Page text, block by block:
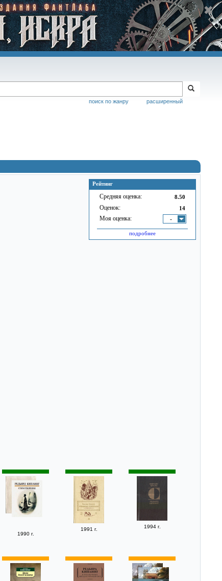
расширенный
поиск по жанру
Рейтинг
Средняя оценка: 8.50
Оценок: 14
Моя оценка: -
подробнее
1990 г.
1991 г. 1994 г.